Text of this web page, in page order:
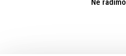
Ne radimo